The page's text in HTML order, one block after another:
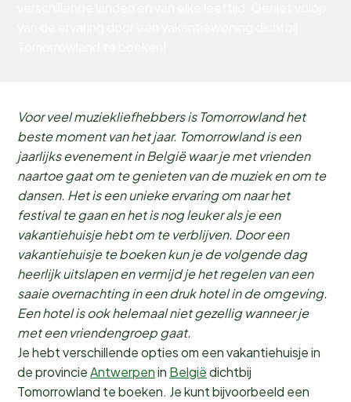
Voor veel muziekliefhebbers is Tomorrowland het
beste moment van het jaar. Tomorrowland is een
jaarlijks evenement in België waar je met vrienden
naartoe gaat om te genieten van de muziek en om te
dansen. Het is een unieke ervaring om naar het
festival te gaan en het is nog leuker als je een
vakantiehuisje hebt om te verblijven. Door een
vakantiehuisje te boeken kun je de volgende dag
heerlijk uitslapen en vermijd je het regelen van een
saaie overnachting in een druk hotel in de omgeving.
Een hotel is ook helemaal niet gezellig wanneer je
met een vriendengroep gaat.
Je hebt verschillende opties om een vakantiehuisje in
de provincieAntwerpenin Belgiëdichtbij
Tomorrowland te boeken. Je kunt bijvoorbeeld een